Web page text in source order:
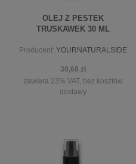
OLEJ Z PESTEK
TRUSKAWEK 30 ML
Producent: YOURNATURALSIDE
30,68 zł
zawiera 23% VAT, bez kosztów
dostawy
powiadom o dostępności